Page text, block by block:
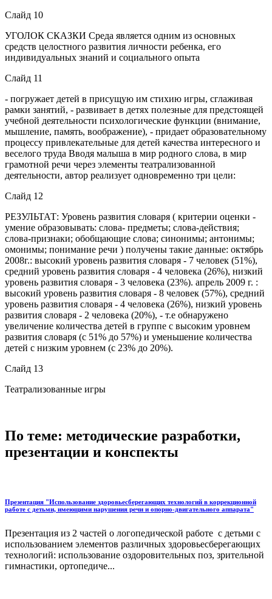
Слайд 10
УГОЛОК СКАЗКИ Среда является одним из основных
средств целостного развития личности ребенка, его
индивидуальных знаний и социального опыта
Слайд 11
- погружает детей в присущую им стихию игры, сглаживая
рамки занятий, - развивает в детях полезные для предстоящей
учебной деятельности психологические функции (внимание,
мышление, память, воображение), - придает образовательному
процессу привлекательные для детей качества интересного и
веселого труда Вводя малыша в мир родного слова, в мир
грамотной речи через элементы театрализованной
деятельности, автор реализует одновременно три цели:
Слайд 12
РЕЗУЛЬТАТ: Уровень развития словаря ( критерии оценки -
умение образовывать: слова- предметы; слова-действия;
слова-признаки; обобщающие слова; синонимы; антонимы;
омонимы; понимание речи ) получены такие данные: октябрь
2008г.: высокий уровень развития словаря - 7 человек (51%),
средний уровень развития словаря - 4 человека (26%), низкий
уровень развития словаря - 3 человека (23%). апрель 2009 г. :
высокий уровень развития словаря - 8 человек (57%), средний
уровень развития словаря - 4 человека (26%), низкий уровень
развития словаря - 2 человека (20%), - т.е обнаружено
увеличение количества детей в группе с высоким уровнем
развития словаря (с 51% до 57%) и уменьшение количества
детей с низким уровнем (с 23% до 20%).
Слайд 13
Театрализованные игры
По теме: методические разработки,
презентации и конспекты
Презентация "Использование здоровьесберегающих технологий в коррекционной
работе с детьми, имеющими нарушения речи и опорно-двигательного аппарата"
Презентация из 2 частей о логопедической работе с детьми с
использованием элементов различных здоровьесберегающих
технологий: использование оздоровительных поз, зрительной
гимнастики, ортопедиче...